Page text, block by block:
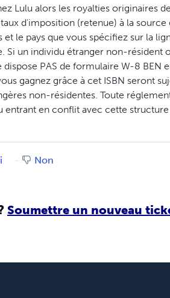
Lulu alors les royalties originaires
d'imposition (retenue) à la
le pays que vous spécifiez sur la
Si un individu étranger non-résident
PAS de formulaire W-8 BEN
gagnez grâce à cet ISBN seront
non-résidentes. Toute
en conflit avec cette
Non
Soumettre un nouveau